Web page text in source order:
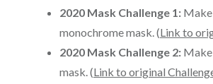
2020 Mask Challenge 1:Make
monochrome mask. (Link to
2020 Mask Challenge 2:Make
mask. (Link to original